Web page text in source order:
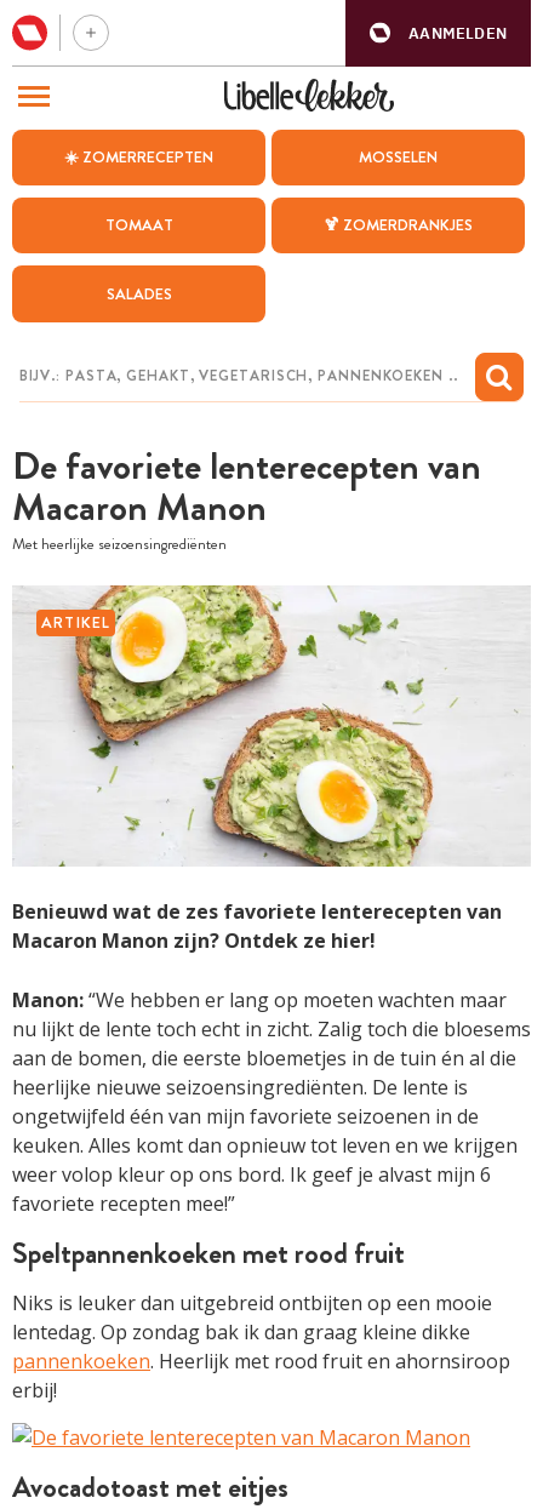
AANMELDEN
☀️ ZOMERRECEPTEN MOSSELEN
TOMAAT 🍹 ZOMERDRANKJES
SALADES
De favoriete lenterecepten van
Macaron Manon
Met heerlijke seizoensingrediënten
ARTIKEL
Benieuwd wat de zes favoriete lenterecepten van
Macaron Manon zijn? Ontdek ze hier!
Manon:“We hebben er lang op moeten wachten maar
nu lijkt de lente toch echt in zicht. Zalig toch die bloesems
aan de bomen, die eerste bloemetjes in de tuin én al die
heerlijke nieuwe seizoensingrediënten. De lente is
ongetwijfeld één van mijn favoriete seizoenen in de
keuken. Alles komt dan opnieuw tot leven en we krijgen
weer volop kleur op ons bord. Ik geef je alvast mijn 6
favoriete recepten mee!”
Speltpannenkoeken met rood fruit
Niks is leuker dan uitgebreid ontbijten op een mooie
lentedag. Op zondag bak ik dan graag kleine dikke
pannenkoeken. Heerlijk met rood fruit en ahornsiroop
erbij!
Avocadotoast met eitjes
BEZOEK ONZE ANDERE WEBSITES
WEEKMENU
CHAT MET MAIA
MIJN BEWAARDE RECEPTEN